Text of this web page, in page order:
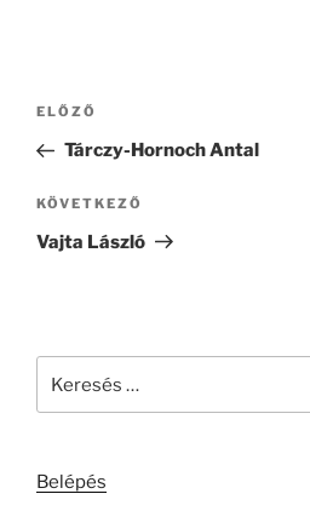
Bejegyzés
Korábbi
bejegyzés
ELŐZŐ
Tárczy-Hornoch Antal
Következő
bejegyzés
KÖVETKEZŐ
Vajta László
Belépés